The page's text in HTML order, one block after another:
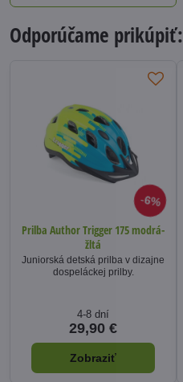
Odporúčame prikúpiť:
6%
Prilba Author Trigger 175 modrá-
žltá
Juniorská detská prilba v dizajne
dospeláckej prilby.
4-8 dní
29,90 €
Zobraziť